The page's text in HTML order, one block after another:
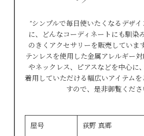
”シンプルで毎日使いたくなるデザイ
に、どんなコーディネートにも馴染
のきくアクセサリーを販売していま
テンレスを使用した金属アレルギー
やネックレス、ピアスなどを中心に
着用していただける幅広いアイテム
すので、是非御覧くださ
屋号 荻野 真郷